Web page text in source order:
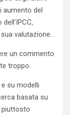
aumento del
valutazione.
un commento
troppo.
su modelli
basata su
piuttosto